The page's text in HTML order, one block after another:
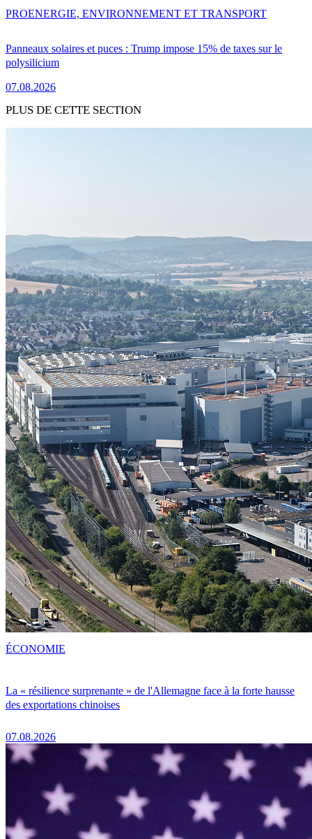
Panneaux solaires et puces : Trump impose 15% de taxes sur le
polysilicium
07.08.2026
PROENERGIE, ENVIRONNEMENT ET TRANSPORT
PLUS DE CETTE SECTION
La « résilience surprenante » de l'Allemagne face à la forte hausse
des exportations chinoises
07.08.2026
ÉCONOMIE